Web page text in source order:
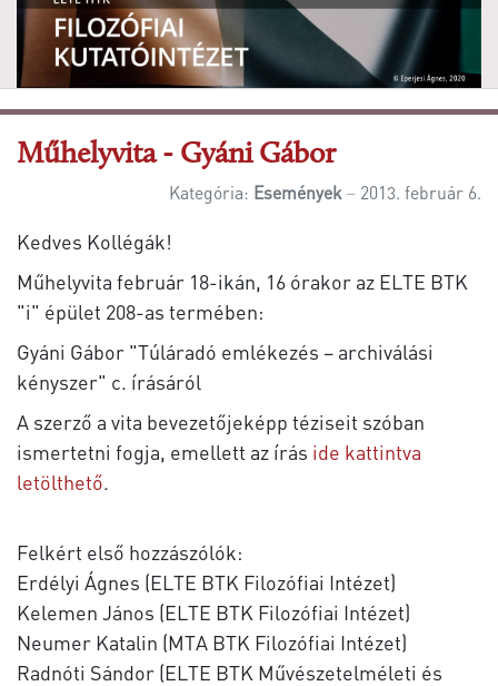
Műhelyvita - Gyáni Gábor
Kategória: Események 2013. február 6.
Kedves Kollégák!
Műhelyvita február 18-ikán, 16 órakor az ELTE BTK
"i" épület 208-as termében:
Gyáni Gábor "Túláradó emlékezés – archiválási
kényszer" c. írásáról
A szerző a vita bevezetőjeképp téziseit szóban
ismertetni fogja, emellett az írás ide kattintva
letölthető.
Felkért első hozzászólók:
Erdélyi Ágnes (ELTE BTK Filozófiai Intézet)
Kelemen János (ELTE BTK Filozófiai Intézet)
Neumer Katalin (MTA BTK Filozófiai Intézet)
Radnóti Sándor (ELTE BTK Művészetelméleti és